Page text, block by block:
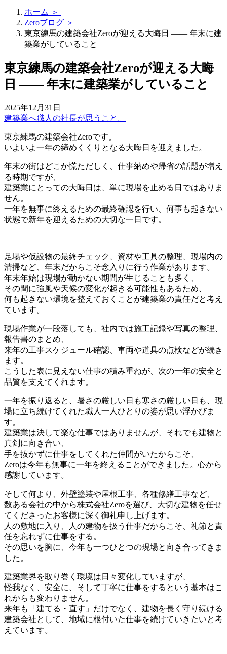
ホーム ＞
Zeroブログ ＞
東京練馬の建築会社Zeroが迎える大晦日 ―― 年末に建
築業がしていること
東京練馬の建築会社Zeroが迎える大晦
日 ―― 年末に建築業がしていること
2025年12月31日
建築業へ職人の社長が思うこと。
東京練馬の建築会社Zeroです。
いよいよ一年の締めくくりとなる大晦日を迎えました。
年末の街はどこか慌ただしく、仕事納めや帰省の話題が増え
る時期ですが、
建築業にとっての大晦日は、単に現場を止める日ではありま
せん。
一年を無事に終えるための最終確認を行い、何事も起きない
状態で新年を迎えるための大切な一日です。
足場や仮設物の最終チェック、資材や工具の整理、現場内の
清掃など、年末だからこそ念入りに行う作業があります。
年末年始は現場が動かない期間が生じることも多く、
その間に強風や天候の変化が起きる可能性もあるため、
何も起きない環境を整えておくことが建築業の責任だと考え
ています。
現場作業が一段落しても、社内では施工記録や写真の整理、
報告書のまとめ、
来年の工事スケジュール確認、車両や道具の点検などが続き
ます。
こうした表に見えない仕事の積み重ねが、次の一年の安全と
品質を支えてくれます。
一年を振り返ると、暑さの厳しい日も寒さの厳しい日も、現
場に立ち続けてくれた職人一人ひとりの姿が思い浮かびま
す。
建築業は決して楽な仕事ではありませんが、それでも建物と
真剣に向き合い、
手を抜かずに仕事をしてくれた仲間がいたからこそ、
Zeroは今年も無事に一年を終えることができました。心から
感謝しています。
そして何より、外壁塗装や屋根工事、各種修繕工事など、
数ある会社の中から株式会社Zeroを選び、大切な建物を任せ
てくださったお客様に深く御礼申し上げます。
人の敷地に入り、人の建物を扱う仕事だからこそ、礼節と責
任を忘れずに仕事をする。
その思いを胸に、今年も一つひとつの現場と向き合ってきま
した。
建築業界を取り巻く環境は日々変化していますが、
怪我なく、安全に、そして丁寧に仕事をするという基本はこ
れからも変わりません。
来年も「建てる・直す」だけでなく、建物を長く守り続ける
建築会社として、地域に根付いた仕事を続けていきたいと考
えています。